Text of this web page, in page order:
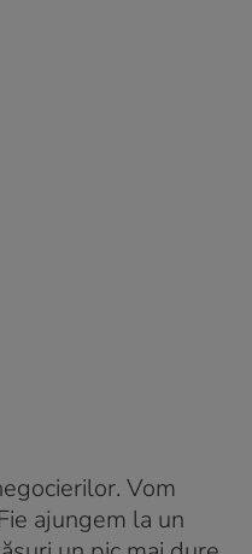
Vom
ajungem la un